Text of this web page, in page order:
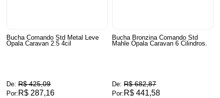
Bucha Comando Std Metal Leve
Opala Caravan 2.5 4cil
De: R$ 425,09
Por: R$ 287,16
Bucha Bronzina Comando Std
Mahle Opala Caravan 6 Cilindros.
De: R$ 682,87
Por: R$ 441,58